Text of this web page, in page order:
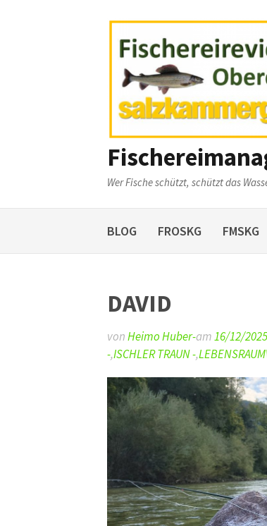
Wer Fische schützt, schützt das
BLOG FROSKG FMSKG
DAVID
vonHeimo Huber-am16/12/2025
-,ISCHLER TRAUN -,